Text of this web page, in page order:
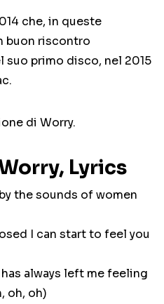
che, in queste
buon riscontro
primo disco, nel 2015
di Worry.
Lyrics
the sounds of women
I can start to feel you
always left me feeling
oh, oh)